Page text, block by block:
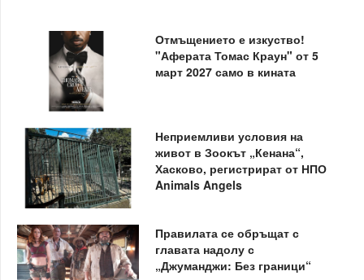
Отмъщението е изкуство!
"Аферата Томас Краун" от 5
март 2027 само в кината
Неприемливи условия на
живот в Зоокът „Кенана“,
Хасково, регистрират от НПО
Animals Angels
Правилата се обръщат с
главата надолу с
„Джуманджи: Без граници“